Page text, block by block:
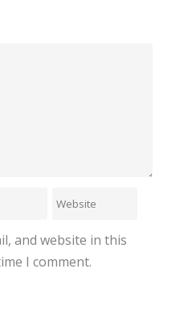
and website in this
I comment.